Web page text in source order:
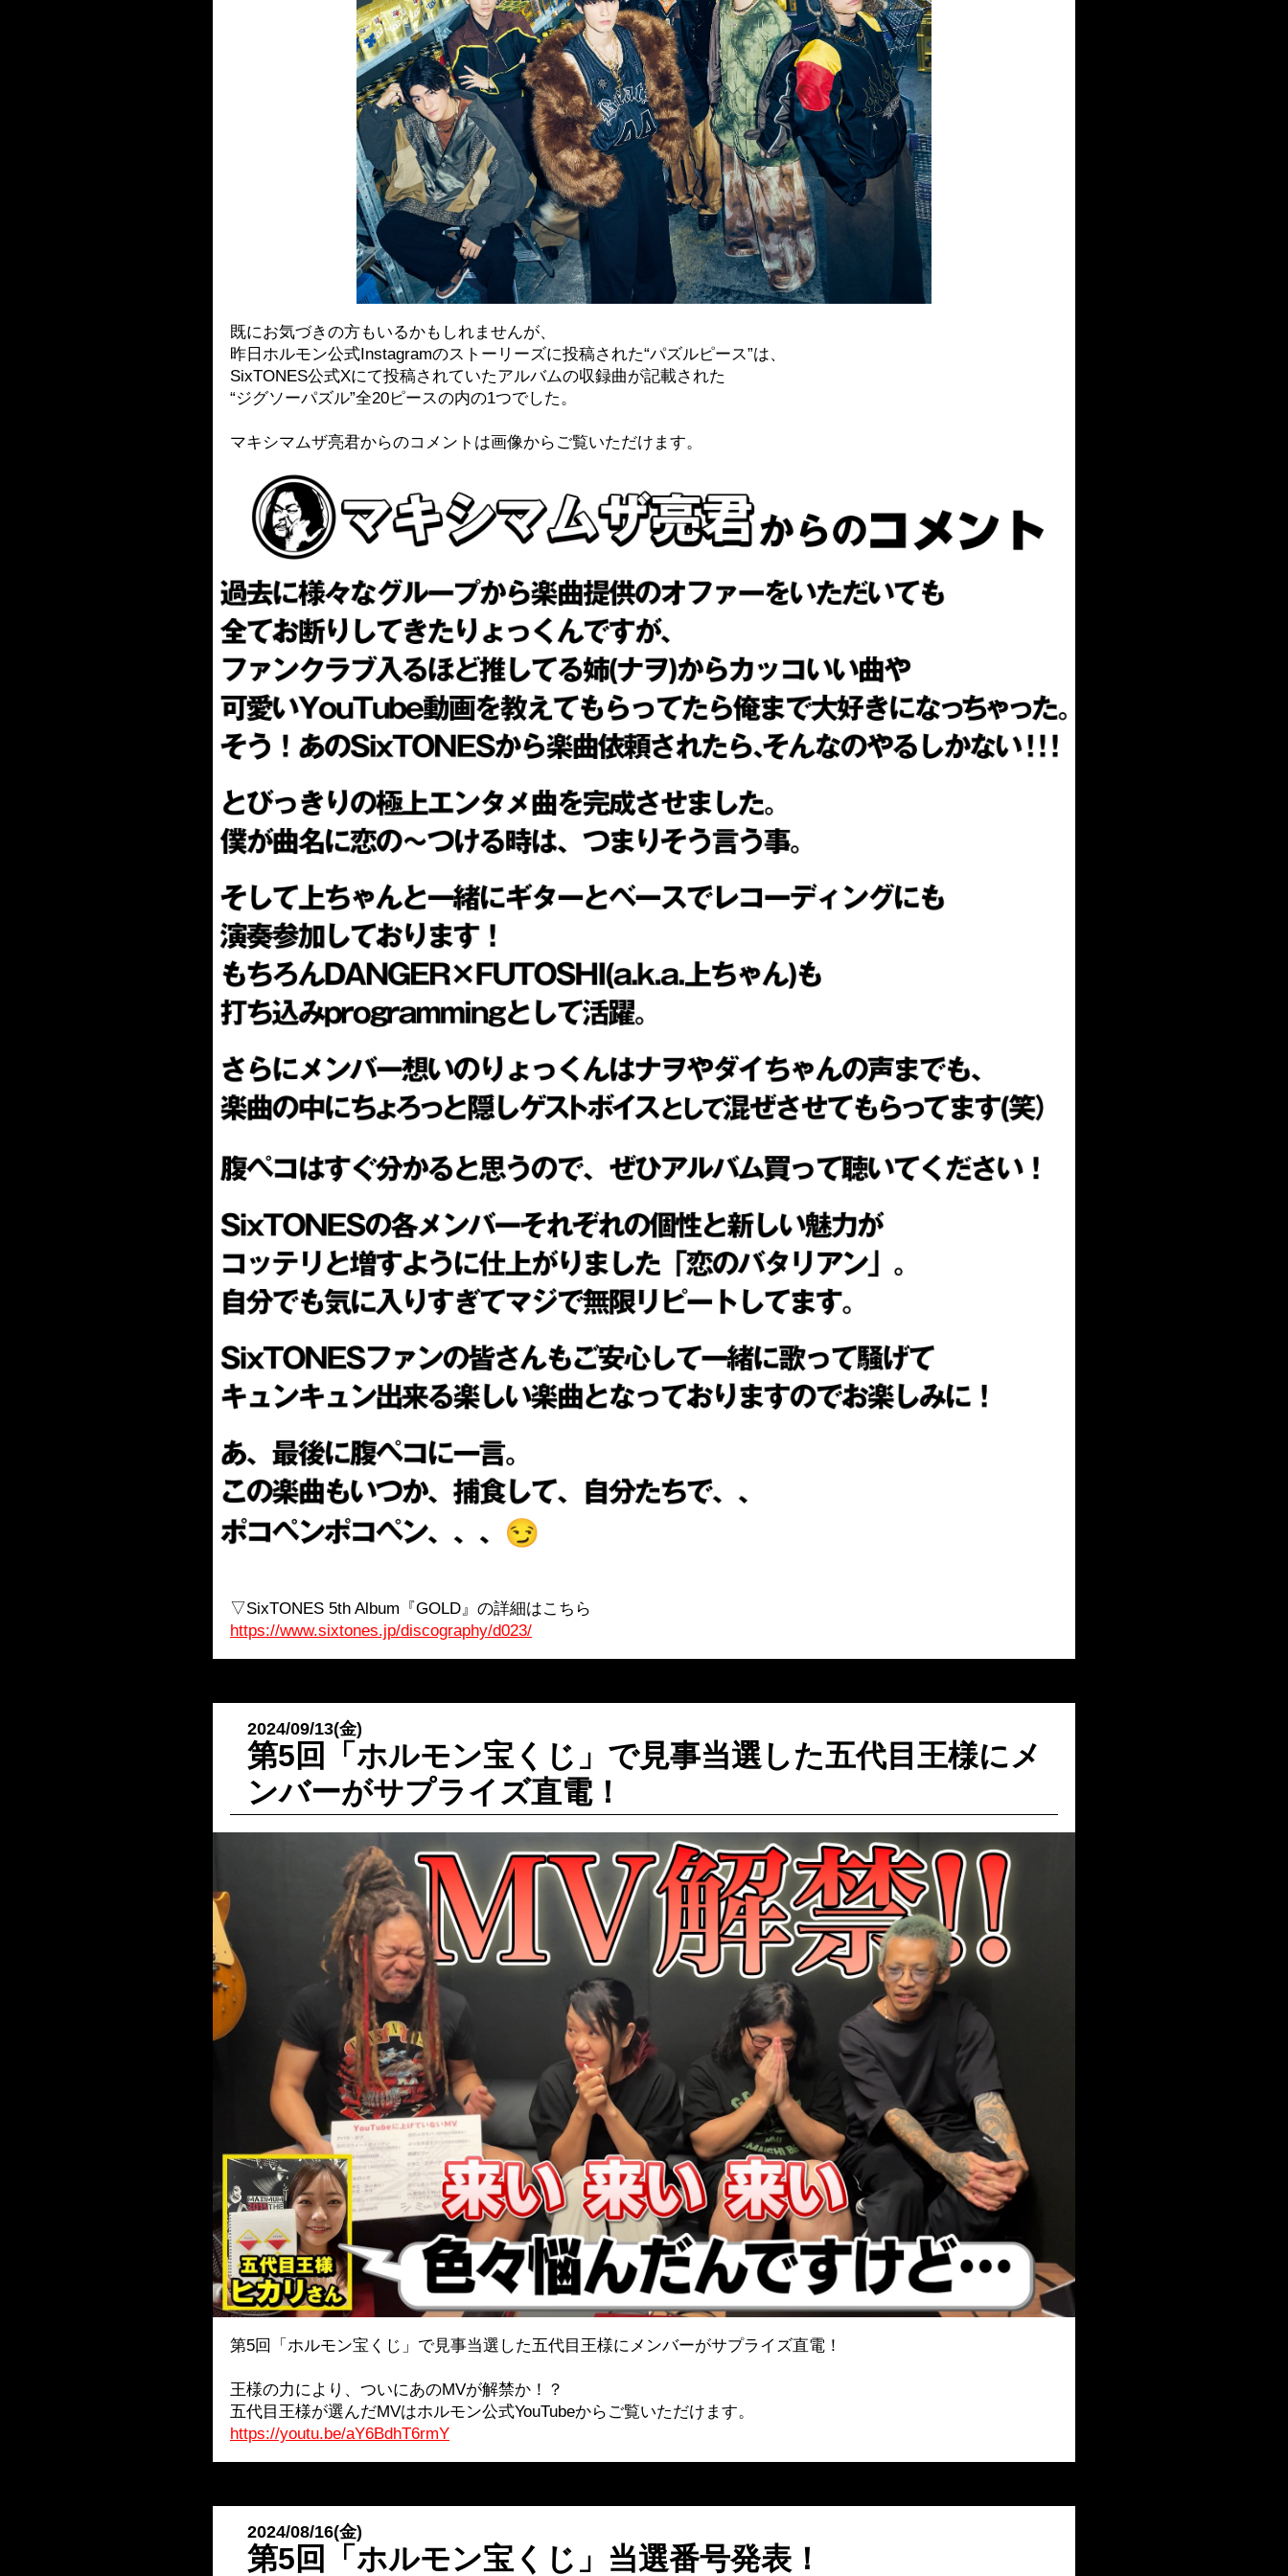
既にお気づきの方もいるかもしれませんが、
昨日ホルモン公式Instagramのストーリーズに投稿された“パズルピース”は、
SixTONES公式Xにて投稿されていたアルバムの収録曲が記載された
“ジグソーパズル”全20ピースの内の1つでした。
マキシマムザ亮君からのコメントは画像からご覧いただけます。
▽SixTONES 5th Album『GOLD』の詳細はこちら
https://www.sixtones.jp/discography/d023/
2024/09/13(金)
第5回「ホルモン宝くじ」で見事当選した五代目王様にメ
ンバーがサプライズ直電！
第5回「ホルモン宝くじ」で見事当選した五代目王様にメンバーがサプライズ直電！
王様の力により、ついにあのMVが解禁か！？
五代目王様が選んだMVはホルモン公式YouTubeからご覧いただけます。
https://youtu.be/aY6BdhT6rmY
2024/08/16(金)
​第5回「ホルモン宝くじ」当選番号発表！